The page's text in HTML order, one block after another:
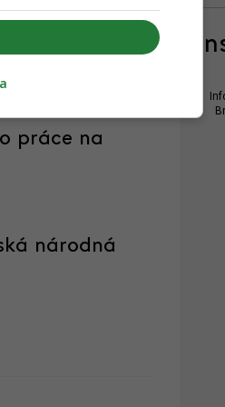
dokončilo
práce na
národná